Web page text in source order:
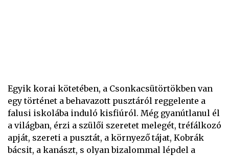
Egyik korai kötetében, a Csonkacsütörtökben van
egy történet a behavazott pusztáról reggelente a
falusi iskolába induló kisfiúról. Még gyanútlanul él
a világban, érzi a szülői szeretet melegét, tréfálkozó
apját, szereti a pusztát, a környező tájat, Kobrák
bácsit, a kanászt, s olyan bizalommal lépdel a